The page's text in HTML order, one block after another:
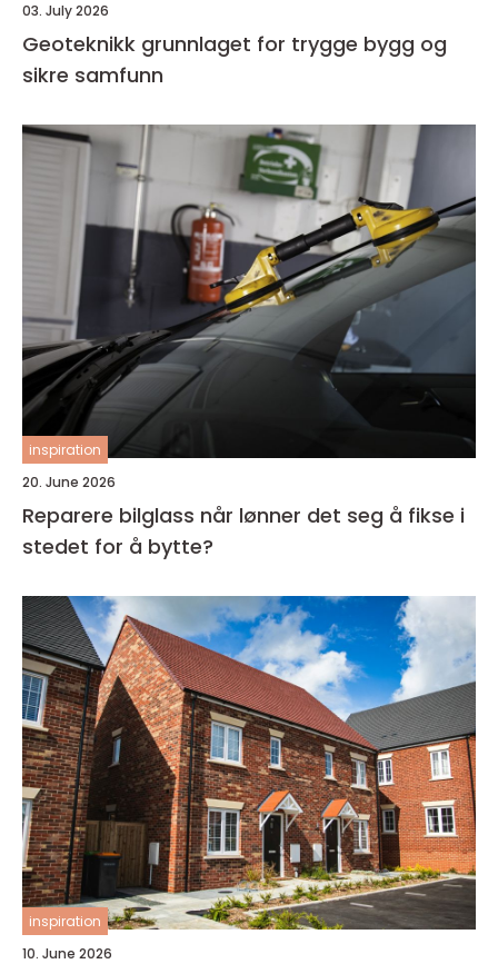
03. July 2026
Geoteknikk grunnlaget for trygge bygg og
sikre samfunn
inspiration
20. June 2026
Reparere bilglass når lønner det seg å fikse i
stedet for å bytte?
inspiration
10. June 2026